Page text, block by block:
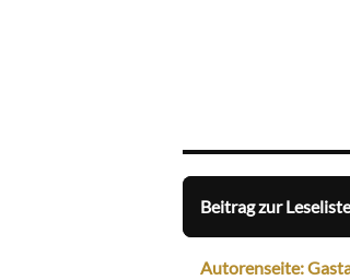
Beitrag zur
Autorenseite: